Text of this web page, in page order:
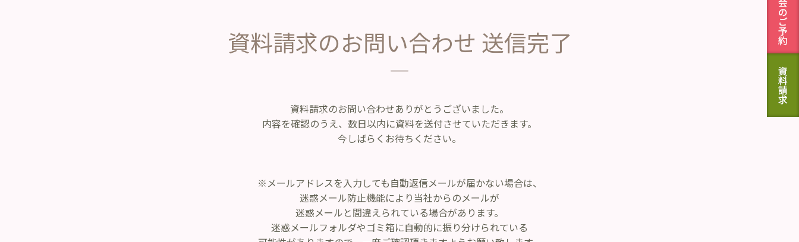
資料請求のお問い合わせ 送信完了
資料請求のお問い合わせありがとうございました。
内容を確認のうえ、数日以内に資料を送付させていただきます。
今しばらくお待ちください。
※メールアドレスを入力しても自動返信メールが届かない場合は、
迷惑メール防止機能により当社からのメールが
迷惑メールと間違えられている場合があります。
迷惑メールフォルダやゴミ箱に自動的に振り分けられている